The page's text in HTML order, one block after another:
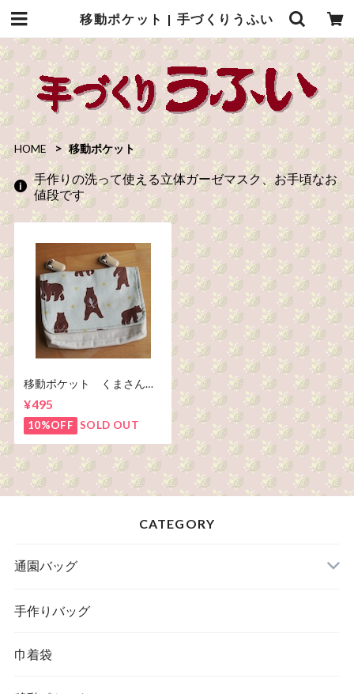
移動ポケット | 手づくりうふい
HOME 移動ポケット
手作りの洗って使える立体ガーゼマスク、お手頃なお
値段です
移動ポケット くまさん柄
¥495
10%OFF SOLD OUT
CATEGORY
通園バッグ
手作りバッグ
巾着袋